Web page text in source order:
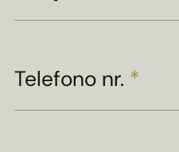
Telefono nr. *